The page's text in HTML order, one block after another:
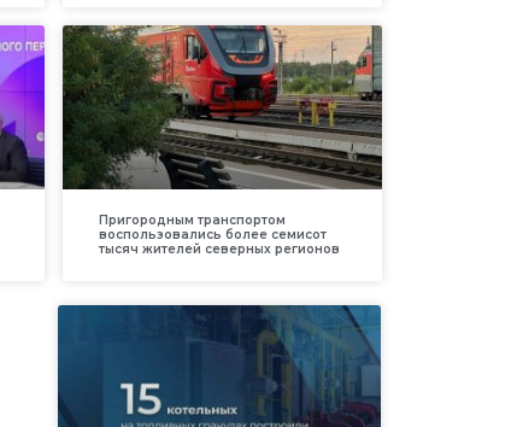
Пригородным транспортом
воспользовались более семисот
тысяч жителей северных регионов